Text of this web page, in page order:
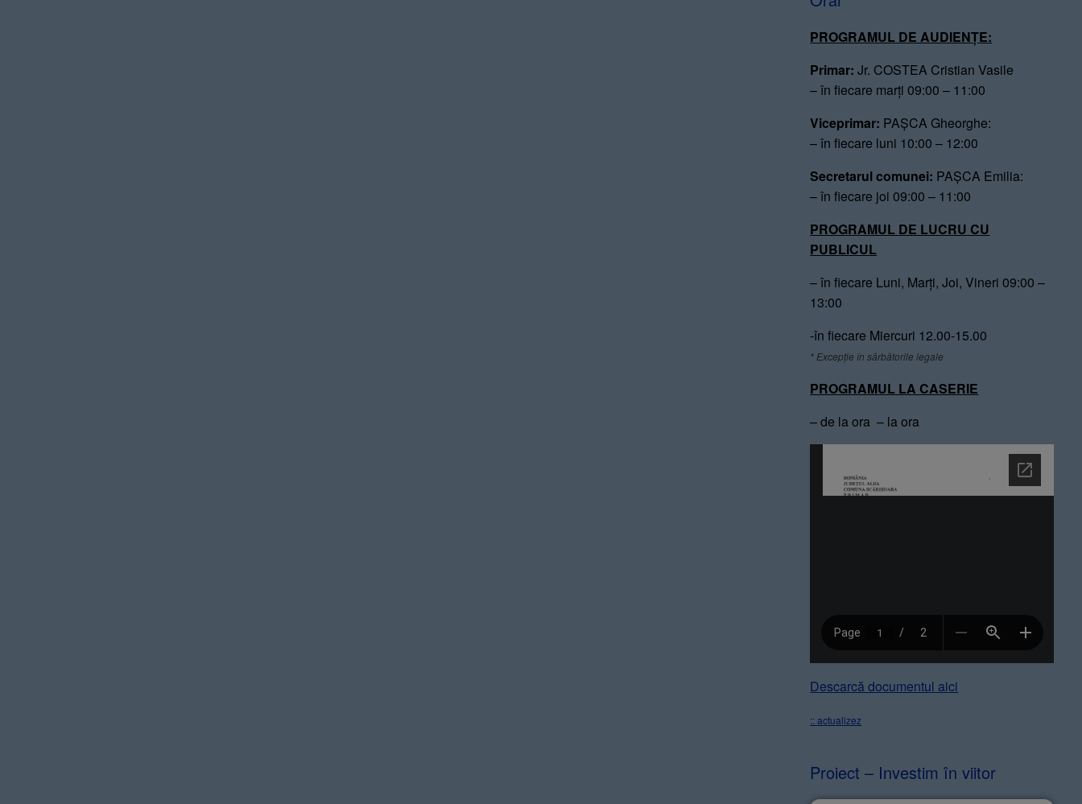
PROGRAMUL DE AUDIENȚE:
Primar:Jr. COSTEA Cristian Vasile
– în fiecare marți 09:00 – 11:00
Viceprimar: PAȘCA Gheorghe:
– în fiecare luni 10:00 – 12:00
Secretarul comunei: PAȘCA Emilia:
– în fiecare joi 09:00 – 11:00
PROGRAMUL DE LUCRU CU
PUBLICUL
– în fiecare Luni, Marți, Joi, Vineri 09:00 –
13:00
-în fiecare Miercuri 12.00-15.00
* Excepție în sărbătorile legale
PROGRAMUL LA CASERIE
– de la ora – la ora
Descarcă documentul aici
:: actualizez
Proiect – Investim în viitor